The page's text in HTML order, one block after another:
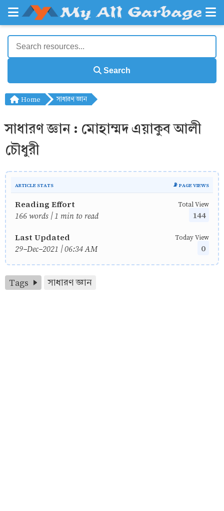
Search
Home সাধারণ জ্ঞান
সাধারণ জ্ঞান : মোহাম্মদ এয়াকুব আলী
চৌধুরী
ARTICLE STATS 📡 PAGE VIEWS
Reading Effort
166 words | 1 min to read
Total View
144
Last Updated
29-Dec-2021 | 06:34 AM
Today View
0
Tags সাধারণ জ্ঞান